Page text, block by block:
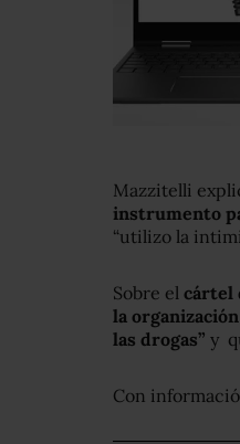
Mazzitelli
instrumento
“utilizo la
Sobre el cártel
la
las drogas” y
Con